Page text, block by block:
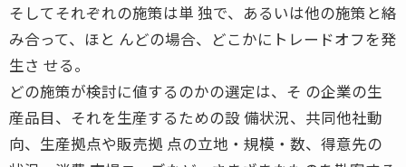
そしてそれぞれの施策は単 独で、あるいは他の施策と絡
み合って、ほと んどの場合、どこかにトレードオフを発
生さ せる。
どの施策が検討に値するのかの選定は、そ の企業の生
産品目、それを生産するための設 備状況、共同他社動
向、生産拠点や販売拠 点の立地・規模・数、得意先の